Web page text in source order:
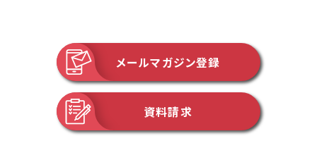
メールマガジン登録
資料請求